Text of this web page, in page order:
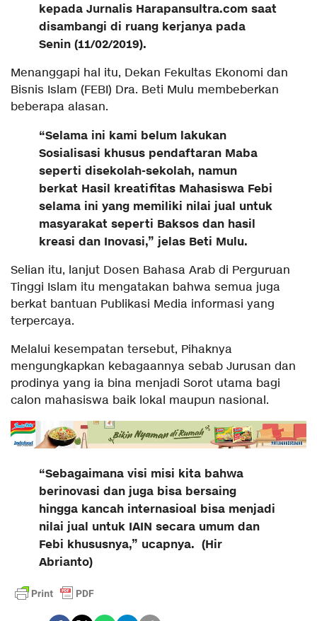
kepada Jurnalis Harapansultra.com saat
disambangi di ruang kerjanya pada
Senin (11/02/2019).
Menanggapi hal itu, Dekan Fekultas Ekonomi dan
Bisnis Islam (FEBI) Dra. Beti Mulu membeberkan
beberapa alasan.
“Selama ini kami belum lakukan
Sosialisasi khusus pendaftaran Maba
seperti disekolah-sekolah, namun
berkat Hasil kreatifitas Mahasiswa Febi
selama ini yang memiliki nilai jual untuk
masyarakat seperti Baksos dan hasil
kreasi dan Inovasi,” jelas Beti Mulu.
Selian itu, lanjut Dosen Bahasa Arab di Perguruan
Tinggi Islam itu mengatakan bahwa semua juga
berkat bantuan Publikasi Media informasi yang
terpercaya.
Melalui kesempatan tersebut, Pihaknya
mengungkapkan kebagaannya sebab Jurusan dan
prodinya yang ia bina menjadi Sorot utama bagi
calon mahasiswa baik lokal maupun nasional.
“Sebagaimana visi misi kita bahwa
berinovasi dan juga bisa bersaing
hingga kancah internasioal bisa menjadi
nilai jual untuk IAIN secara umum dan
Febi khususnya,” ucapnya. (Hir
Abrianto)